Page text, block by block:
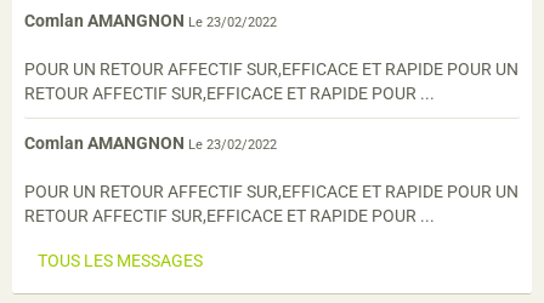
Comlan AMANGNON Le 23/02/2022
POUR UN RETOUR AFFECTIF SUR,EFFICACE ET RAPIDE POUR UN
RETOUR AFFECTIF SUR,EFFICACE ET RAPIDE POUR ...
Comlan AMANGNON Le 23/02/2022
POUR UN RETOUR AFFECTIF SUR,EFFICACE ET RAPIDE POUR UN
RETOUR AFFECTIF SUR,EFFICACE ET RAPIDE POUR ...
TOUS LES MESSAGES